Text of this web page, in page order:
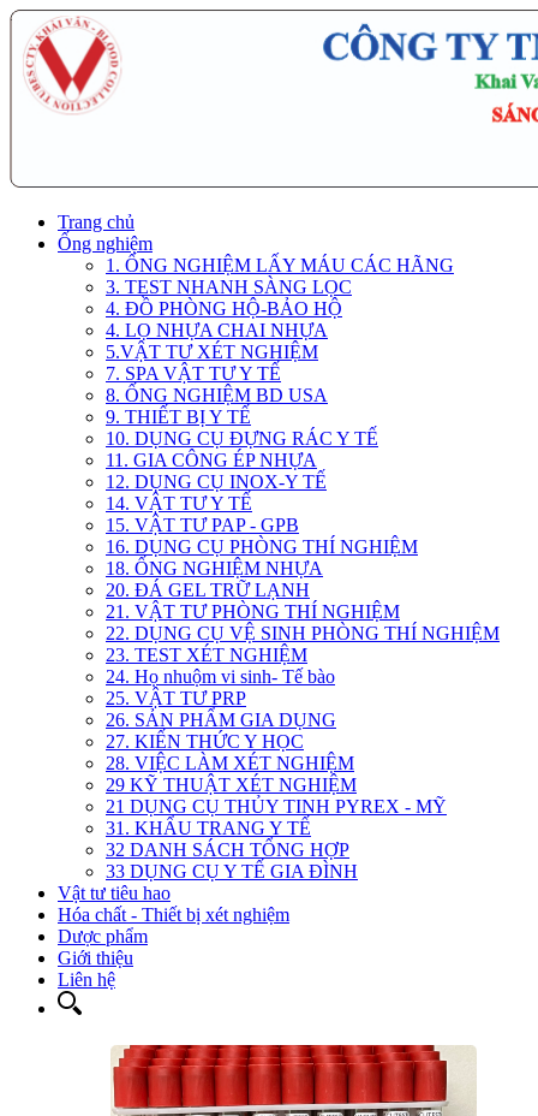
Trang chủ
Ống nghiệm
1. ỐNG NGHIỆM LẤY MÁU CÁC HÃNG
3. TEST NHANH SÀNG LỌC
4. ĐỒ PHÒNG HỘ-BẢO HỘ
4. LỌ NHỰA CHAI NHỰA
5.VẬT TƯ XÉT NGHIỆM
7. SPA VẬT TƯ Y TẾ
8. ỐNG NGHIỆM BD USA
9. THIẾT BỊ Y TẾ
10. DỤNG CỤ ĐỰNG RÁC Y TẾ
11. GIA CÔNG ÉP NHỰA
12. DỤNG CỤ INOX-Y TẾ
14. VẬT TƯ Y TẾ
15. VẬT TƯ PAP - GPB
16. DỤNG CỤ PHÒNG THÍ NGHIỆM
18. ỐNG NGHIỆM NHỰA
20. ĐÁ GEL TRỮ LẠNH
21. VẬT TƯ PHÒNG THÍ NGHIỆM
22. DỤNG CỤ VỆ SINH PHÒNG THÍ NGHIỆM
23. TEST XÉT NGHIỆM
24. Họ nhuộm vi sinh- Tế bào
25. VẬT TƯ PRP
26. SẢN PHẨM GIA DỤNG
27. KIẾN THỨC Y HỌC
28. VIỆC LÀM XÉT NGHIỆM
29 KỸ THUẬT XÉT NGHIỆM
21 DỤNG CỤ THỦY TINH PYREX - MỸ
31. KHẨU TRANG Y TẾ
32 DANH SÁCH TỔNG HỢP
33 DỤNG CỤ Y TẾ GIA ĐÌNH
Vật tư tiêu hao
Hóa chất - Thiết bị xét nghiệm
Dược phẩm
Giới thiệu
Liên hệ